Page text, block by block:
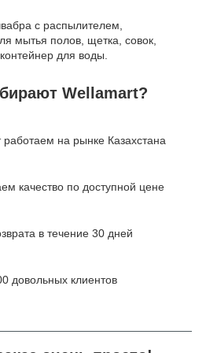
с распылителем,
мытья полов, щетка, совок,
для воды.
Wellamart?
работаем на рынке Казахстана
качество по доступной цене
в течение 30 дней
довольных клиентов